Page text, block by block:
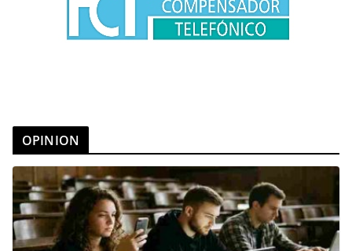
OPINION